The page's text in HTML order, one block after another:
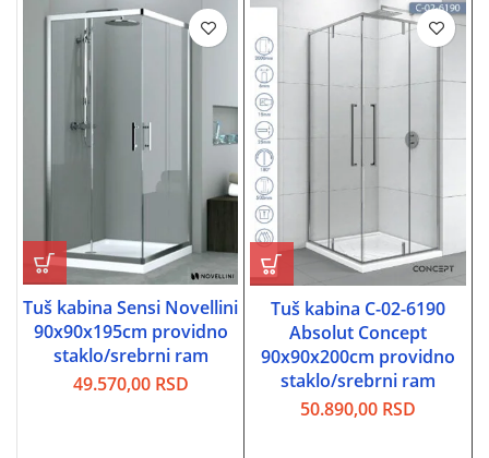
Tuš kabina Sensi Novellini
90x90x195cm providno
staklo/srebrni ram
49.570,00 RSD
Tuš kabina C-02-6190
Absolut Concept
90x90x200cm providno
staklo/srebrni ram
50.890,00 RSD